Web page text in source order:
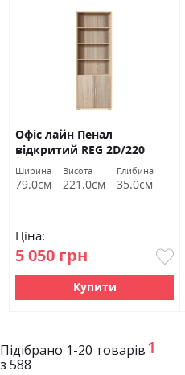
Офіс лайн Пенал
відкритий REG 2D/220
Гербор
Ширина
79.0см
Висота
221.0см
Глибина
35.0см
Ціна:
5 050 грн
Купити
Підібрано 1-20 товарів
з 588
1